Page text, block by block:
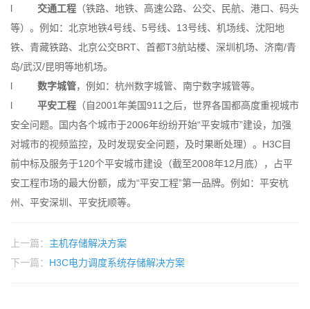
l 交通工程 （铁路、地铁、高速公路、公交、民航、港口、码头
等）。例如：北京地铁4号线、5号线、13号线、机场线、沈阳地
铁、青藏铁路、北京公交BRT、首都T3航站楼、深圳机场、济南/青
岛/武汉/昆明等地机场。
l 数字城管，例如：杭州数字城管、南宁数字城管等。
l 平安工程 （自2001年美国911之后，世界各国都高度重视城市
安全问题。国内各个城市于2006年纷纷开始“平安城市”建设，加强
对城市的视频监控，及时发现安全问题，及时果断处理）。H3C目
前中标及服务于120个平安城市建设（截至2008年12月底），占平
安工程市场的最大份额，成为“平安工程”第一品牌。例如：平安杭
州、平安深圳、平安抚顺等。
上一篇： 主机存储解决方案
下一篇： H3C电力调度系统存储解决方案